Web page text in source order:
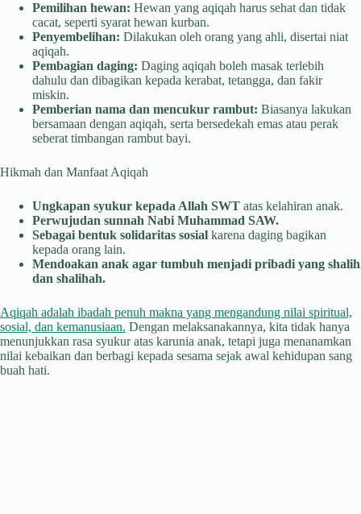
Pemilihan hewan: Hewan yang aqiqah harus sehat dan tidak
cacat, seperti syarat hewan kurban.
Penyembelihan: Dilakukan oleh orang yang ahli, disertai niat
aqiqah.
Pembagian daging: Daging aqiqah boleh masak terlebih
dahulu dan dibagikan kepada kerabat, tetangga, dan fakir
miskin.
Pemberian nama dan mencukur rambut: Biasanya lakukan
bersamaan dengan aqiqah, serta bersedekah emas atau perak
seberat timbangan rambut bayi.
Hikmah dan Manfaat Aqiqah
Ungkapan syukur kepada Allah SWT atas kelahiran anak.
Perwujudan sunnah Nabi Muhammad SAW.
Sebagai bentuk solidaritas sosial karena daging bagikan
kepada orang lain.
Mendoakan anak agar tumbuh menjadi pribadi yang shalih
dan shalihah.
Aqiqah adalah ibadah penuh makna yang mengandung nilai spiritual,
sosial, dan kemanusiaan. Dengan melaksanakannya, kita tidak hanya
menunjukkan rasa syukur atas karunia anak, tetapi juga menanamkan
nilai kebaikan dan berbagi kepada sesama sejak awal kehidupan sang
buah hati.